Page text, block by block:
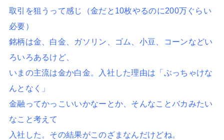
取引を狙うって感じ（金だと10枚やるのに200万ぐらい
必要）
銘柄は金、白金、ガソリン、ゴム、小豆、コーンなどい
ろいろあるけど、
いまの主流は金か白金。入社した理由は「ぶっちゃけな
んとなく」
金融ってかっこいいかなーとか、そんなことバカみたい
なこと考えて
入社した。その結果がこのざまなんだけどね。